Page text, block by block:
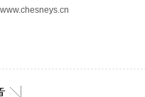
www.chesneys.cn